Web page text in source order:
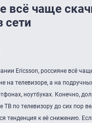
всё чаще
сети
Ericsson, россияне всё
на телевизоре, а на
ноутбуках. Конечно,
ТВ по телевизору до сих пор
тенденция к её снижению.